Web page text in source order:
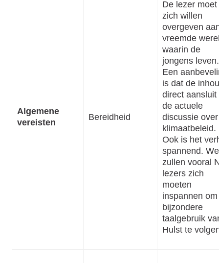
Algemene
vereisten
Bereidheid
De lezer moet
zich willen
overgeven
vreemde
waarin de
jongens leven.
Een
is dat de
direct aansluit
de actuele
discussie over
klimaatbeleid.
Ook is het
spannend.
zullen vooral
lezers zich
moeten
inspannen
bijzondere
taalgebruik
Hulst te